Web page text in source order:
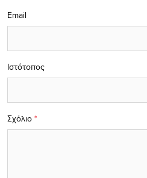
Σχόλιο *
Email
Ιστότοπος